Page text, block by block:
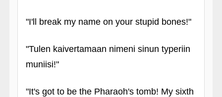
"I'll break my name on your stupid bones!"
"Tulen kaivertamaan nimeni sinun typeriin
muniisi!"
"It's got to be the Pharaoh's tomb! My sixth